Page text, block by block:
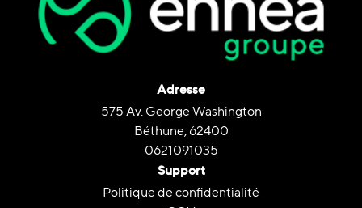
Adresse
575 Av. George Washington
Béthune, 62400
0621091035
Support
Politique de confidentialité